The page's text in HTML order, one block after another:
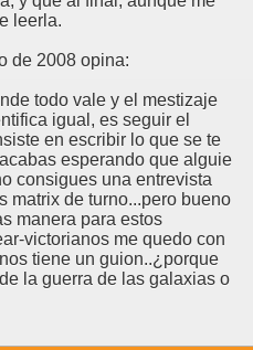
leerla.
de 2008 opina:
todo vale y el mestizaje
igual, es seguir el
en escribir lo que se te
esperando que alguie
consigues una entrevista
matrix de turno...pero bueno
manera para estos
victorianos me quedo con
tiene un guion..¿porque
la guerra de las galaxias o